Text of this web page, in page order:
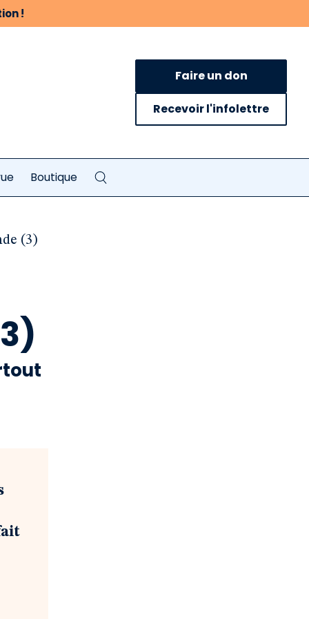
!
Faire un don
Recevoir l'infolettre
Boutique
(3)